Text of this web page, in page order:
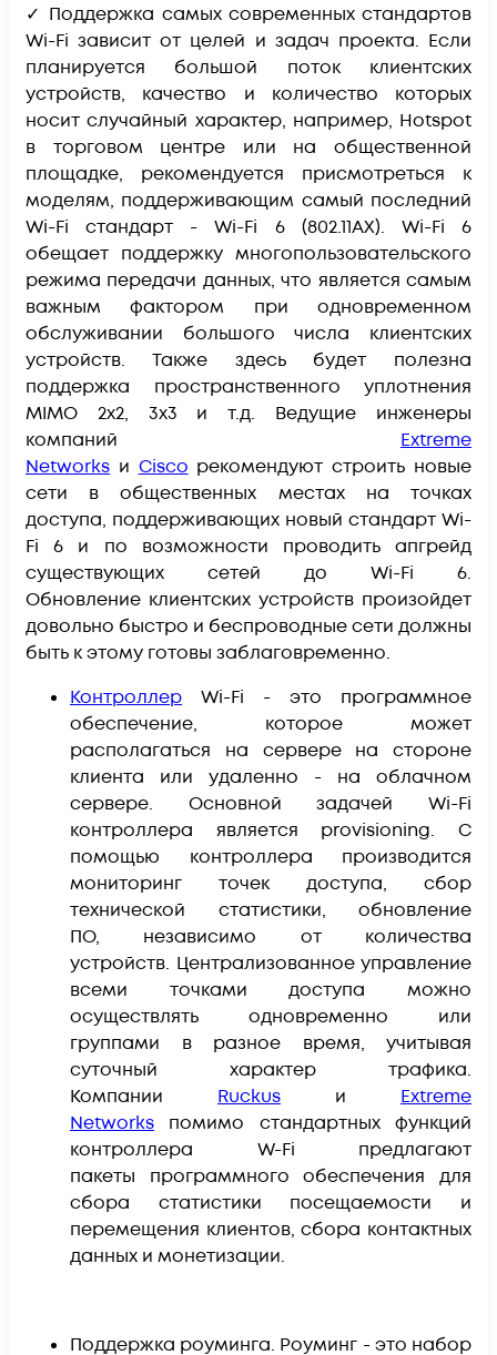
✓ Поддержка самых современных стандартов
Wi-Fi зависит от целей и задач проекта. Если
планируется большой поток клиентских
устройств, качество и количество которых
носит случайный характер, например, Hotspot
в торговом центре или на общественной
площадке, рекомендуется присмотреться к
моделям, поддерживающим самый последний
Wi-Fi стандарт - Wi-Fi 6 (802.11AX). Wi-Fi 6
обещает поддержку многопользовательского
режима передачи данных, что является самым
важным фактором при одновременном
обслуживании большого числа клиентских
устройств. Также здесь будет полезна
поддержка пространственного уплотнения
MIMO 2x2, 3x3 и т.д. Ведущие инженеры
компаний Extreme
Networks и Cisco рекомендуют строить новые
сети в общественных местах на точках
доступа, поддерживающих новый стандарт Wi-
Fi 6 и по возможности проводить апгрейд
существующих сетей до Wi-Fi 6.
Обновление клиентских устройств произойдет
довольно быстро и беспроводные сети должны
быть к этому готовы заблаговременно.
Контроллер Wi-Fi - это программное
обеспечение, которое может
располагаться на сервере на стороне
клиента или удаленно - на облачном
сервере. Основной задачей Wi-Fi
контроллера является provisioning. С
помощью контроллера производится
мониторинг точек доступа, сбор
технической статистики, обновление
ПО, независимо от количества
устройств. Централизованное управление
всеми точками доступа можно
осуществлять одновременно или
группами в разное время, учитывая
суточный характер трафика.
Компании Ruckus и Extreme
Networks помимо стандартных функций
контроллера W-Fi предлагают
пакеты программного обеспечения для
сбора статистики посещаемости и
перемещения клиентов, сбора контактных
данных и монетизации.
Поддержка роуминга. Роуминг - это набор